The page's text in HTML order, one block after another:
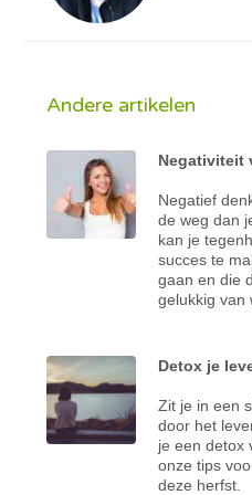
Andere artikelen
Negativiteit
Negatief
de weg dan
kan je
succes te
gaan en die
gelukkig van
Detox je
Zit je in een
door het
je een detox
onze tips
deze herfst.